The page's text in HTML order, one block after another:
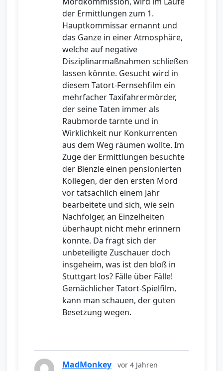
der Ermittlungen zum 1.
Hauptkommissar ernannt und
das Ganze in einer Atmosphäre,
welche auf negative
Disziplinarmaßnahmen schließen
lassen könnte. Gesucht wird in
diesem Tatort-Fernsehfilm ein
mehrfacher Taxifahrermörder,
der seine Taten immer als
Raubmorde tarnte und in
Wirklichkeit nur Konkurrenten
aus dem Weg räumen wollte. Im
Zuge der Ermittlungen besuchte
der Bienzle einen pensionierten
Kollegen, der den ersten Mord
vor tatsächlich einem Jahr
bearbeitete und sich, wie sein
Nachfolger, an Einzelheiten
überhaupt nicht mehr erinnern
konnte. Da fragt sich der
unbeteiligte Zuschauer doch
insgeheim, was ist den bloß in
Stuttgart los? Fälle über Fälle!
Gemächlicher Tatort-Spielfilm,
kann man schauen, der guten
Besetzung wegen.
MadMonkey vor 4 Jahren